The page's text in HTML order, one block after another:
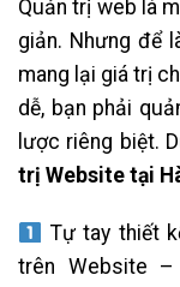
Quản trị web là
giản. Nhưng để
mang lại giá trị
dễ, bạn phải
lược riêng biệt.
trị Website tại
Tự tay thiết
trên Website